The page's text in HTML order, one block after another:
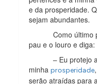
e da prosperidade.
sejam abundantes.
Como último
pau e o louro e diga:
– Eu protejo a
minhaprosperidade
serão atraídas para